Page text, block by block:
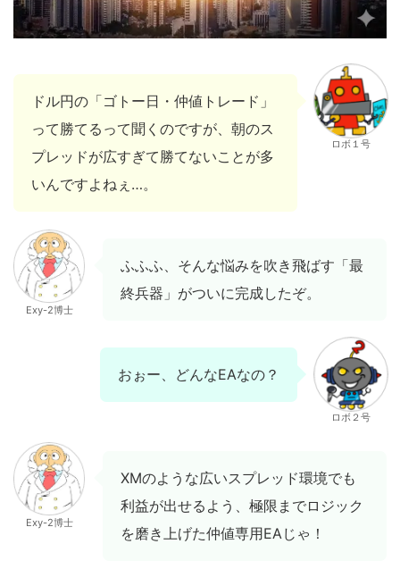
ドル円の「ゴトー日・仲値トレード」
って勝てるって聞くのですが、朝のス
プレッドが広すぎて勝てないことが多
いんですよねぇ…。
ロボ１号
Exy-2博士
ふふふ、そんな悩みを吹き飛ばす「最
終兵器」がついに完成したぞ。
おぉー、どんなEAなの？
ロボ２号
Exy-2博士
XMのような広いスプレッド環境でも
利益が出せるよう、極限までロジック
を磨き上げた仲値専用EAじゃ！